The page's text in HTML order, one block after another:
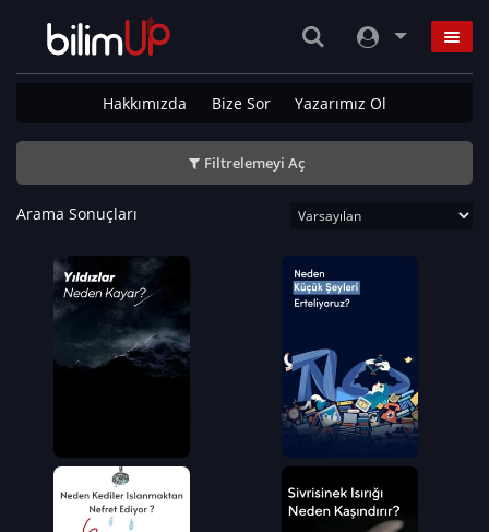
Hakkımızda Bize Sor Yazarımız Ol
Filtrelemeyi Aç
Arama Sonuçları